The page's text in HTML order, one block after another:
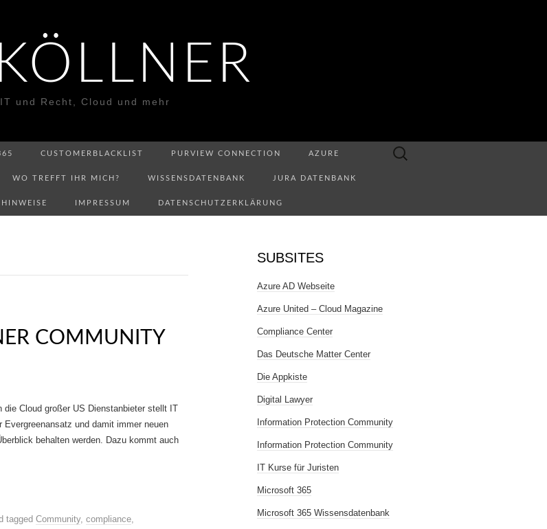
IT und Recht, Cloud und mehr
CUSTOMERBLACKLIST PURVIEW CONNECTION AZURE
WO TREFFT IHR MICH? WISSENSDATENBANK JURA DATENBANK
HINWEISE IMPRESSUM DATENSCHUTZERKLÄRUNG
Suchen
COMMUNITY
die Cloud großer US Dienstanbieter stellt IT
und damit immer neuen
behalten werden. Dazu kommt auch
tagged Community, compliance,
SUBSITES
Azure AD Webseite
Azure United – Cloud Magazine
Compliance Center
Das Deutsche Matter Center
Die Appkiste
Digital Lawyer
Information Protection Community
Information Protection Community
IT Kurse für Juristen
Microsoft 365
Microsoft 365 Wissensdatenbank